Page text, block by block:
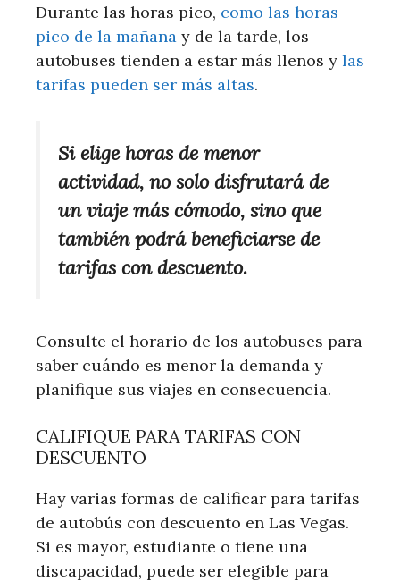
Durante las horas pico, como las horas
pico de la mañana y de la tarde, los
autobuses tienden a estar más llenos y las
tarifas pueden ser más altas.
Si elige horas de menor
actividad, no solo disfrutará de
un viaje más cómodo, sino que
también podrá beneficiarse de
tarifas con descuento.
Consulte el horario de los autobuses para
saber cuándo es menor la demanda y
planifique sus viajes en consecuencia.
CALIFIQUE PARA TARIFAS CON
DESCUENTO
Hay varias formas de calificar para tarifas
de autobús con descuento en Las Vegas.
Si es mayor, estudiante o tiene una
discapacidad, puede ser elegible para